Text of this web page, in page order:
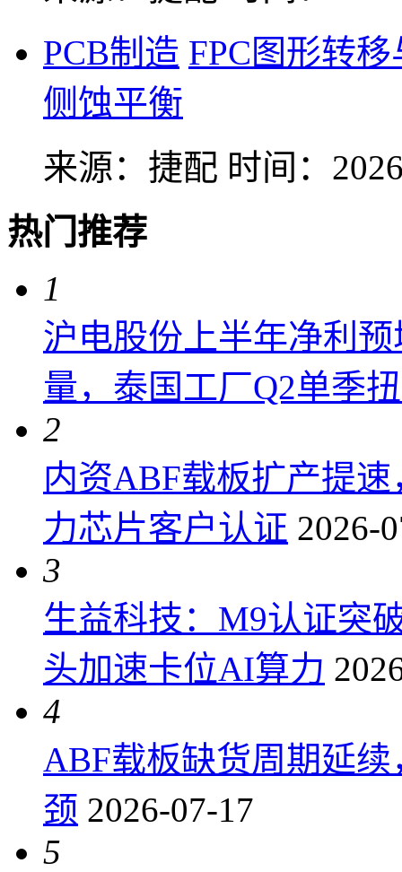
PCB制造 FPC图形转
侧蚀平衡
来源：捷配 时间：
热门推荐
1
沪电股份上半年净利
量，泰国工厂Q2单季
2
内资ABF载板扩产提
力芯片客户认证 2026-
3
生益科技：M9认证突
头加速卡位AI算力
4
ABF载板缺货周期延
颈 2026-07-17
5